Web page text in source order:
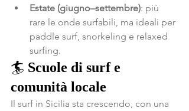
Estate (giugno–settembre): più
rare le onde surfabili, ma ideali per
paddle surf, snorkeling e relaxed
surfing.
🏄 Scuole di surf e
comunità locale
Il surf in Sicilia sta crescendo, con una